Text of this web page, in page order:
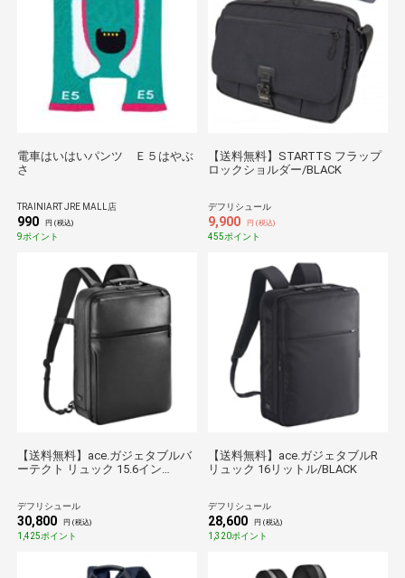
電車はいはいパンツ Ｅ５はやぶ
さ
TRAINIART JRE MALL店
990 円 (税込)
9ポイント
【送料無料】STARTTS フラップ
ロックショルダー/BLACK
デフリシュール
9,900 円 (税込)
455ポイント
【送料無料】ace.ガジェタブルバ
ーテクト リュック 15.6イン
デフリシュール
30,800 円 (税込)
1,425ポイント
【送料無料】ace.ガジェタブルR
リュック 16リットル/BLACK
デフリシュール
28,600 円 (税込)
1,320ポイント